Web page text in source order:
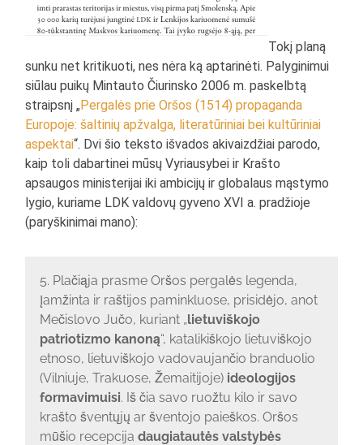
Tokį planą
sunku net kritikuoti, nes nėra ką aptarinėti. Palyginimui
siūlau puikų Mintauto Čiurinsko 2006 m. paskelbtą
straipsnį „Pergalės prie Oršos (1514) propaganda
Europoje: šaltinių apžvalga, literatūriniai bei kultūriniai
aspektai“. Dvi šio teksto išvados akivaizdžiai parodo,
kaip toli dabartinei mūsų Vyriausybei ir Krašto
apsaugos ministerijai iki ambicijų ir globalaus mąstymo
lygio, kuriame LDK valdovų gyveno XVI a. pradžioje
(paryškinimai mano):
5. Plačiąja prasme Oršos pergalės legenda,
įamžinta ir raštijos paminkluose, prisidėjo, anot
Mečislovo Jučo, kuriant „lietuviškojo
patriotizmo kanoną“, katalikiškojo lietuviškojo
etnoso, lietuviškojo vadovaujančio branduolio
(Vilniuje, Trakuose, Žemaitijoje) ideologijos
formavimuisi. Iš čia savo ruožtu kilo ir savo
krašto šventųjų ar šventojo paieškos. Oršos
mūšio recepcija daugiatautės valstybės